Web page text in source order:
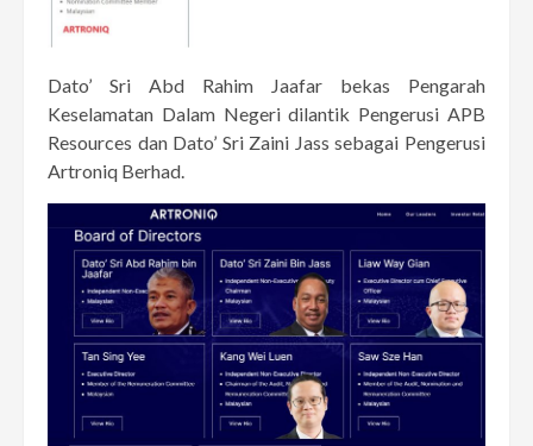
Dato’ Sri Abd Rahim Jaafar bekas Pengarah
Keselamatan Dalam Negeri dilantik Pengerusi APB
Resources dan Dato’ Sri Zaini Jass sebagai Pengerusi
Artroniq Berhad.